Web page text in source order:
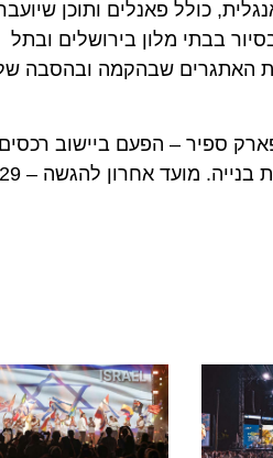
כולל פאנלים ותוכן שיועבר על
בבתי מלון בירושלים ובתל
האתגרים שבהקמה ובהסבה של
– הפעם ביישוב רכסים
בעמק זבולון. מדובר במכרז ללא מחיר מינימום למגרש אחד בגודל של כ-8.5 דונם עם 15,800 מ"ר זכויות בנייה. מועד אחרון להגשה – 29